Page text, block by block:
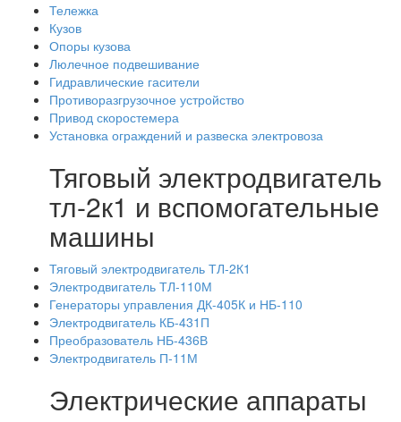
Тележка
Кузов
Опоры кузова
Люлечное подвешивание
Гидравлические гасители
Противоразгрузочное устройство
Привод скоростемера
Установка ограждений и развеска электровоза
Тяговый электродвигатель
тл-2к1 и вспомогательные
машины
Тяговый электродвигатель ТЛ-2К1
Электродвигатель ТЛ-110М
Генераторы управления ДК-405К и НБ-110
Электродвигатель КБ-431П
Преобразователь НБ-436В
Электродвигатель П-11М
Электрические аппараты